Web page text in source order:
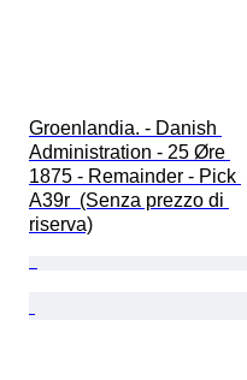
Groenlandia. - Danish
Administration - 25 Øre
1875 - Remainder - Pick
A39r  (Senza prezzo di
riserva)